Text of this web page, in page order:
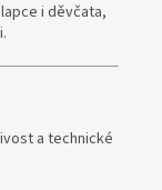
i děvčata,
a technické